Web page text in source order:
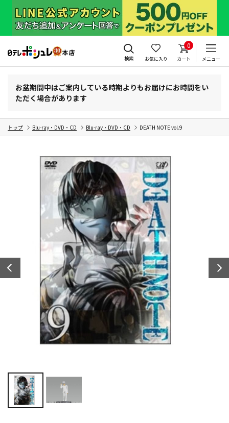
検索 お気に入り
0
カート メニュー
お盆期間中はご案内している時期よりもお届けにお時間をい
ただく場合があります
トップ Blu-ray・DVD・CD Blu-ray・DVD・CD DEATH NOTE vol.9